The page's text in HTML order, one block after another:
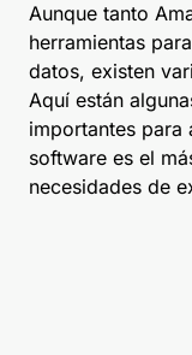
Aunque tanto
herramientas
datos, existen
Aquí están
importantes para
software es el
necesidades de